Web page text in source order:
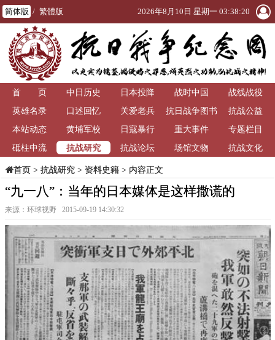
简体版 / 繁體版 2026年8月10日 星期一 03:38:20
首 页 中日历史 日本投降 战时中国
战线战役
英雄名录
口述回忆 关爱老兵
抗日战争图书
馆
抗战公益
本站动态
黄埔军校 日寇暴行 重大事件
专题栏目
砥柱中流
抗战研究 抗战论坛 场馆文物 抗战文化
首页> 抗战研究> 资料史籍> 内容正文
“九一八”：当年的日本媒体是这样撒谎的
来源：环球视野 2015-09-19 14:30:32